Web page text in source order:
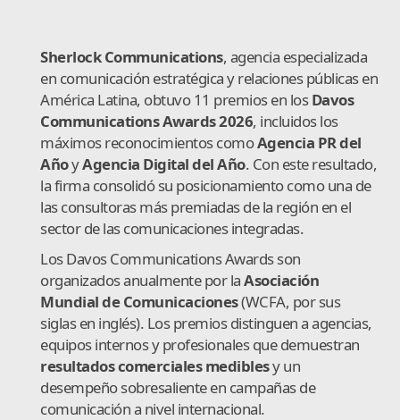
Sherlock Communications, agencia especializada
en comunicación estratégica y relaciones públicas en
América Latina, obtuvo 11 premios en losDavos
Communications Awards 2026, incluidos los
máximos reconocimientos comoAgencia PR del
AñoyAgencia Digital del Año. Con este resultado,
la firma consolidó su posicionamiento como una de
las consultoras más premiadas de la región en el
sector de las comunicaciones integradas.
Los Davos Communications Awards son
organizados anualmente por laAsociación
Mundial de Comunicaciones(WCFA, por sus
siglas en inglés). Los premios distinguen a agencias,
equipos internos y profesionales que demuestran
resultados comerciales mediblesy un
desempeño sobresaliente en campañas de
comunicación a nivel internacional.